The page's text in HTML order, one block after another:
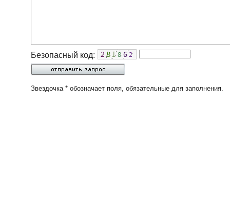
Безопасный код:
Звездочка * обозначает поля, обязательные для заполнения.